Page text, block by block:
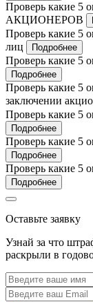
Проверь какие 5
АКЦИОНЕРОВ
Проверь какие 5
лиц
Подробнее
Проверь какие 5
Подробнее
Проверь какие 5
заключении
Проверь какие 5
Подробнее
Проверь какие 5
Подробнее
Проверь какие 5
Подробнее
Оставьте заявку
Узнай за что
раскрыли в